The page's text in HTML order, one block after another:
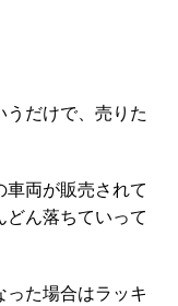
だけで、売りた
両が販売されて
ん落ちていって
た場合はラッキ